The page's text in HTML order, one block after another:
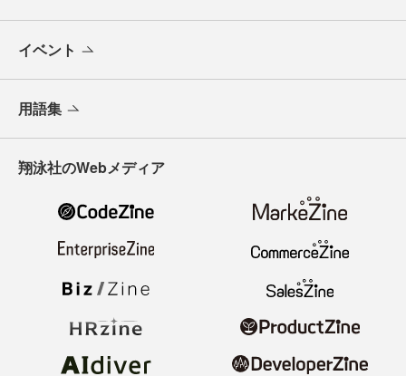
イベント
用語集
翔泳社のWebメディア